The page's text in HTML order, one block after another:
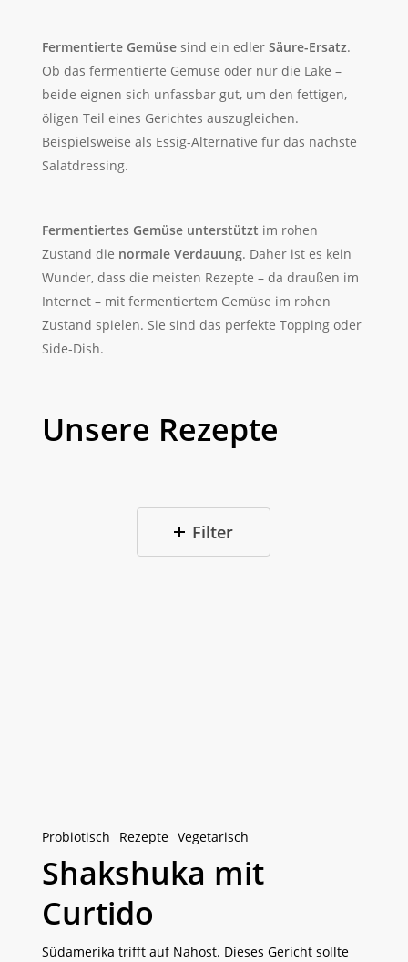
Fermentierte Gemüse sind ein edlerSäure-Ersatz.
Ob das fermentierte Gemüse oder nur die Lake –
beide eignen sich unfassbar gut, um den fettigen,
öligen Teil eines Gerichtes auszugleichen.
Beispielsweise als Essig-Alternative für das nächste
Salatdressing.
Fermentiertes Gemüse unterstützt im rohen
Zustand die normale Verdauung. Daher ist es kein
Wunder, dass die meisten Rezepte – da draußen im
Internet – mit fermentiertem Gemüse im rohen
Zustand spielen. Sie sind das perfekte Topping oder
Side-Dish.
Unsere Rezepte
Filter
Probiotisch Rezepte Vegetarisch
Shakshuka mit
Curtido
Südamerika trifft auf Nahost. Dieses Gericht sollte